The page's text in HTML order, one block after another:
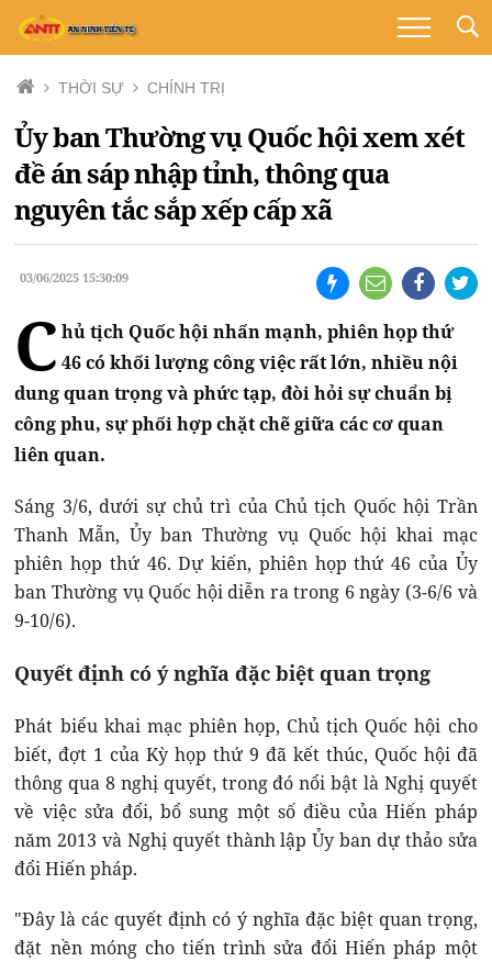
THỜI SỰ CHÍNH TRỊ
Ủy ban Thường vụ Quốc hội xem xét
đề án sáp nhập tỉnh, thông qua
nguyên tắc sắp xếp cấp xã
03/06/2025 15:30:09
C hủ tịch Quốc hội nhấn mạnh, phiên họp thứ
46 có khối lượng công việc rất lớn, nhiều nội
dung quan trọng và phức tạp, đòi hỏi sự chuẩn bị
công phu, sự phối hợp chặt chẽ giữa các cơ quan
liên quan.
Sáng 3/6, dưới sự chủ trì của Chủ tịch Quốc hội Trần
Thanh Mẫn, Ủy ban Thường vụ Quốc hội khai mạc
phiên họp thứ 46. Dự kiến, phiên họp thứ 46 của Ủy
ban Thường vụ Quốc hội diễn ra trong 6 ngày (3-6/6 và
9-10/6).
Quyết định có ý nghĩa đặc biệt quan trọng
Phát biểu khai mạc phiên họp, Chủ tịch Quốc hội cho
biết, đợt 1 của Kỳ họp thứ 9 đã kết thúc, Quốc hội đã
thông qua 8 nghị quyết, trong đó nổi bật là Nghị quyết
về việc sửa đổi, bổ sung một số điều của Hiến pháp
năm 2013 và Nghị quyết thành lập Ủy ban dự thảo sửa
đổi Hiến pháp.
"Đây là các quyết định có ý nghĩa đặc biệt quan trọng,
đặt nền móng cho tiến trình sửa đổi Hiến pháp một